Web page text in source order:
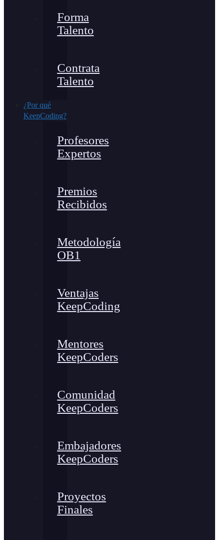
Forma
Talento
Contrata
Talento
¿Por qué
KeepCoding?
Profesores
Expertos
Premios
Recibidos
Metodología
OB1
Ventajas
KeepCoding
Mentores
KeepCoders
Comunidad
KeepCoders
Embajadores
KeepCoders
Proyectos
Finales